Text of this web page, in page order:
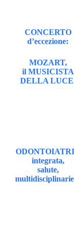
CONCERTO
d’eccezione:
MOZART,
il MUSICISTA
DELLA
integrata,
salute,